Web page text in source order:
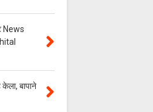
News
बापाने